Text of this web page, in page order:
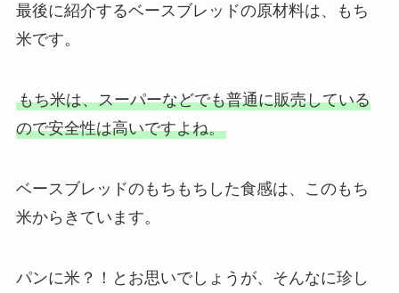
最後に紹介するベースブレッドの原材料は、もち
米です。
もち米は、スーパーなどでも普通に販売している
ので安全性は高いですよね。
ベースブレッドのもちもちした食感は、このもち
米からきています。
パンに米？！とお思いでしょうが、そんなに珍し